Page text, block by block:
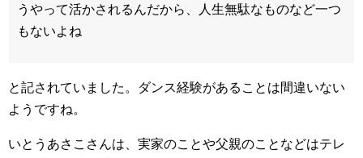
うやって活かされるんだから、人生無駄なものなど一つ
もないよね
と記されていました。ダンス経験があることは間違いない
ようですね。
いとうあさこさんは、実家のことや父親のことなどはテレ